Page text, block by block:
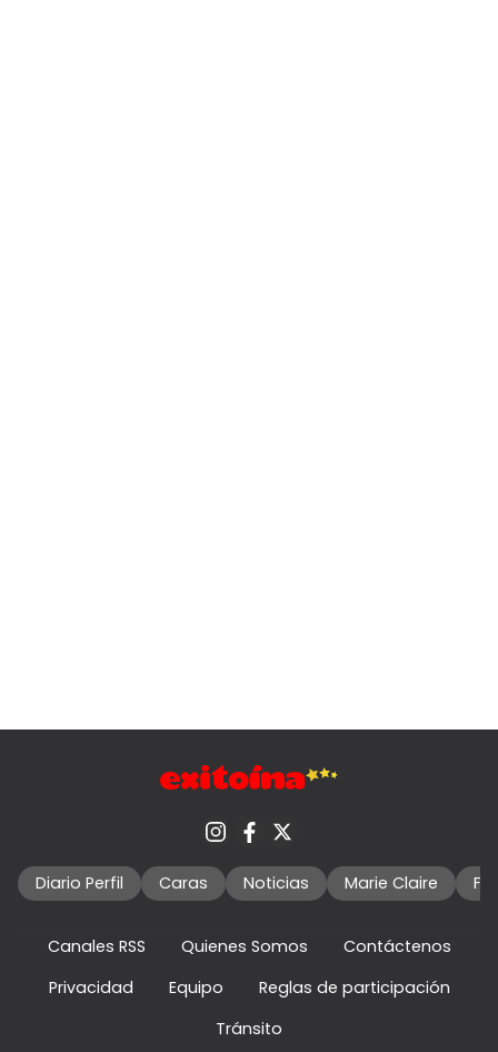
Diario Perfil Caras Noticias Marie Claire
Canales RSS Quienes Somos
Contáctenos
Privacidad
Equipo
Reglas de participación
Tránsito